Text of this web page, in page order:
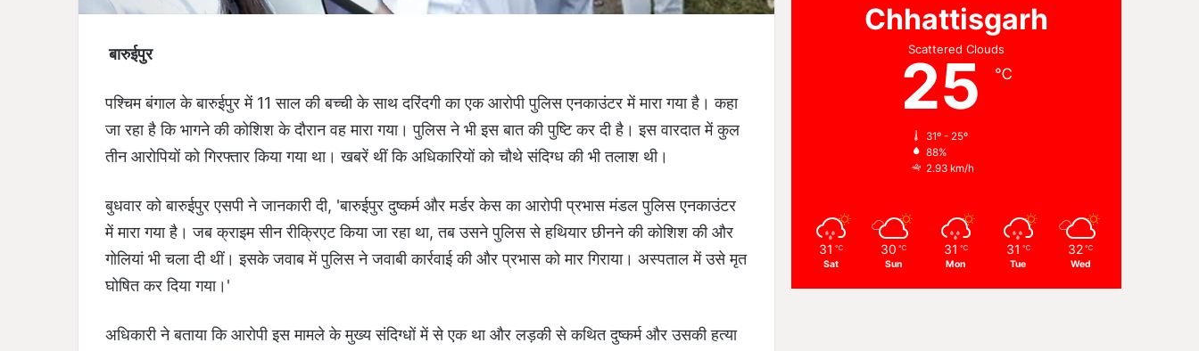
बारुईपुर
पश्चिम बंगाल के बारुईपुर में 11 साल की बच्ची के साथ दरिंदगी का एक आरोपी पुलिस एनकाउंटर में मारा गया है। कहा
जा रहा है कि भागने की कोशिश के दौरान वह मारा गया। पुलिस ने भी इस बात की पुष्टि कर दी है। इस वारदात में कुल
तीन आरोपियों को गिरफ्तार किया गया था। खबरें थीं कि अधिकारियों को चौथे संदिग्ध की भी तलाश थी।
बुधवार को बारुईपुर एसपी ने जानकारी दी, 'बारुईपुर दुष्कर्म और मर्डर केस का आरोपी प्रभास मंडल पुलिस एनकाउंटर
में मारा गया है। जब क्राइम सीन रीक्रिएट किया जा रहा था, तब उसने पुलिस से हथियार छीनने की कोशिश की और
गोलियां भी चला दी थीं। इसके जवाब में पुलिस ने जवाबी कार्रवाई की और प्रभास को मार गिराया। अस्पताल में उसे मृत
घोषित कर दिया गया।'
अधिकारी ने बताया कि आरोपी इस मामले के मुख्य संदिग्धों में से एक था और लड़की से कथित दुष्कर्म और उसकी हत्या
Chhattisgarh
Scattered Clouds
25 ℃
31º - 25º
88%
2.93 km/h
31 ℃
Sat
30 ℃
Sun
31 ℃
Mon
31 ℃
Tue
32 ℃
Wed